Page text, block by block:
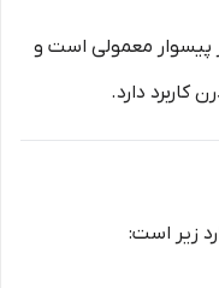
پیسوار معمولی است و
دارد.
زیر است: